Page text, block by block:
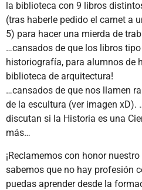
la biblioteca con 9 libros
(tras haberle pedido el carnet a
5) para hacer una mierda de
…cansados de que los libros
historiografía, para alumnos de
biblioteca de arquitectura!
…cansados de que nos llamen
de la escultura (ver imagen xD).
discutan si la Historia es una
más…
¡Reclamemos con honor
sabemos que no hay profesión
puedas aprender desde la